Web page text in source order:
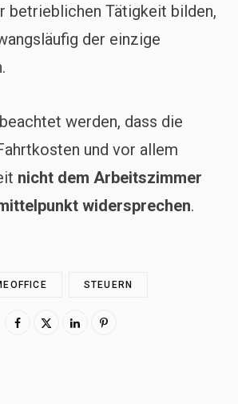
betrieblichen Tätigkeit bilden,
der einzige
werden, dass die
und vor allem
nicht dem Arbeitszimmer
widersprechen.
STEUERN